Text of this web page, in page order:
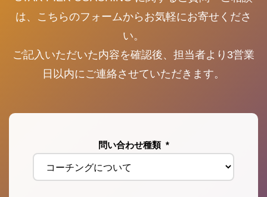
は、こちらのフォームからお気軽にお寄せくださ
い。
ご記入いただいた内容を確認後、担当者より3営業
日以内にご連絡させていただきます。
問い合わせ種類 *